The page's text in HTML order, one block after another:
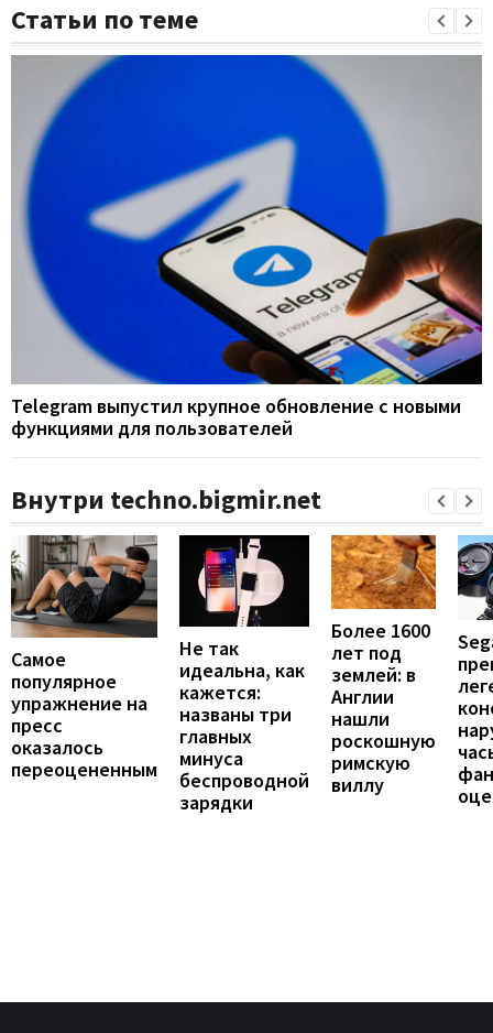
Статьи по теме
Telegram выпустил крупное обновление с новыми
функциями для пользователей
Внутри techno.bigmir.net
Самое
популярное
упражнение на
пресс
оказалось
переоцененным
Не так
идеальна, как
кажется:
названы три
главных
минуса
беспроводной
зарядки
Более 1600
лет под
землей: в
Англии
нашли
роскошную
римскую
виллу